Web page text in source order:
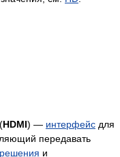
(HDMI) — интерфейс для
передавать
и